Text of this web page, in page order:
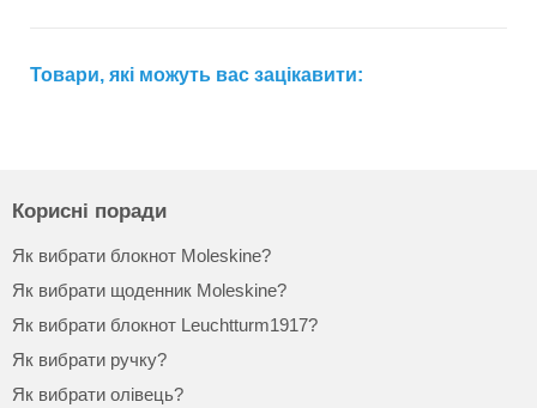
Товари, які можуть вас зацікавити:
Корисні поради
Як вибрати блокнот Moleskine?
Як вибрати щоденник Moleskine?
Як вибрати блокнот Leuchtturm1917?
Як вибрати ручку?
Як вибрати олівець?